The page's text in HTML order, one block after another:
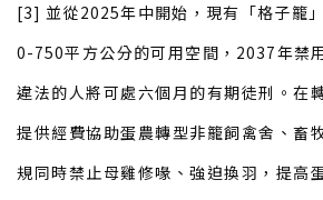
[3] 並從2025年中開始，現有「格子籠
0-750平方公分的可用空間，2037年禁
違法的人將可處六個月的有期徒刑。在
提供經費協助蛋農轉型非籠飼禽舍、畜
規同時禁止母雞修喙、強迫換羽，提高